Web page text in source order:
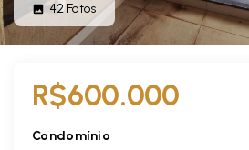
42Fotos
R$600.000
Condomínio